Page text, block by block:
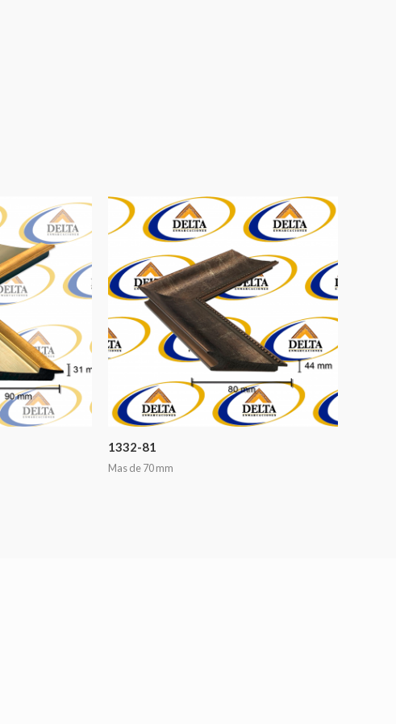
1332-81
Mas de 70 mm